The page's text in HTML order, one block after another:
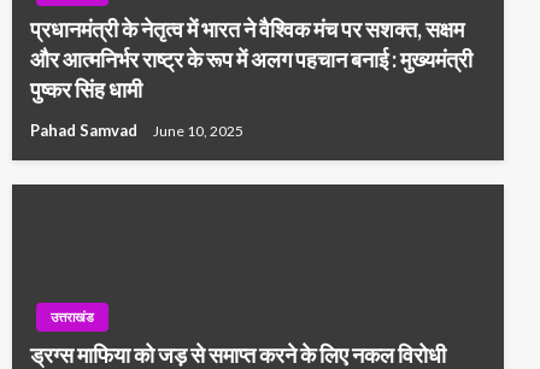
प्रधानमंत्री के नेतृत्व में भारत ने वैश्विक मंच पर सशक्त, सक्षम
और आत्मनिर्भर राष्ट्र के रूप में अलग पहचान बनाई : मुख्यमंत्री
पुष्कर सिंह धामी
Pahad Samvad June 10, 2025
उत्तराखंड
ड्रग्स माफिया को जड़ से समाप्त करने के लिए नकल विरोधी